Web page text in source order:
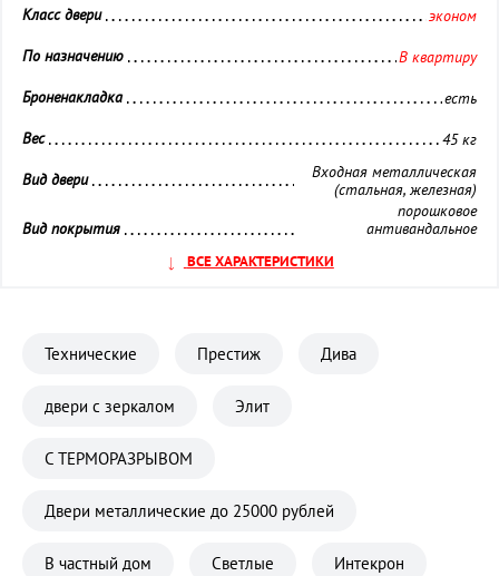
Класс двери эконом
По назначению В квартиру
Броненакладка есть
Вес 45 кг
Вид двери
Входная металлическая
(стальная, железная)
Вид покрытия
порошковое
антивандальное
Замок дополнительный
Замок основной
ВСЕ ХАРАКТЕРИСТИКИ
Технические Престиж Дива
двери с зеркалом Элит
С ТЕРМОРАЗРЫВОМ
Двери металлические до 25000 рублей
В частный дом Светлые Интекрон